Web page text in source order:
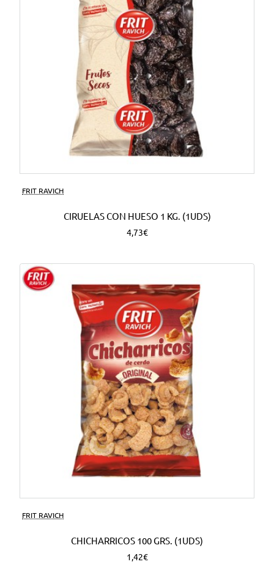
FRIT RAVICH
CIRUELAS CON HUESO 1 KG. (1UDS)
4,73€
FRIT RAVICH
CHICHARRICOS 100 GRS. (1UDS)
1,42€